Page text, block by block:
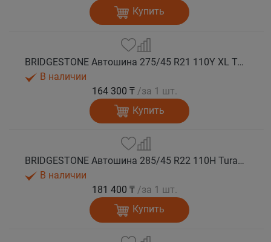
Купить
BRIDGESTONE Автошина 275/45 R21 110Y XL Turanza 6 лето
В наличии
164 300 ₸ /за 1 шт.
Купить
BRIDGESTONE Автошина 285/45 R22 110H Turanza 6 лето
В наличии
181 400 ₸ /за 1 шт.
Купить